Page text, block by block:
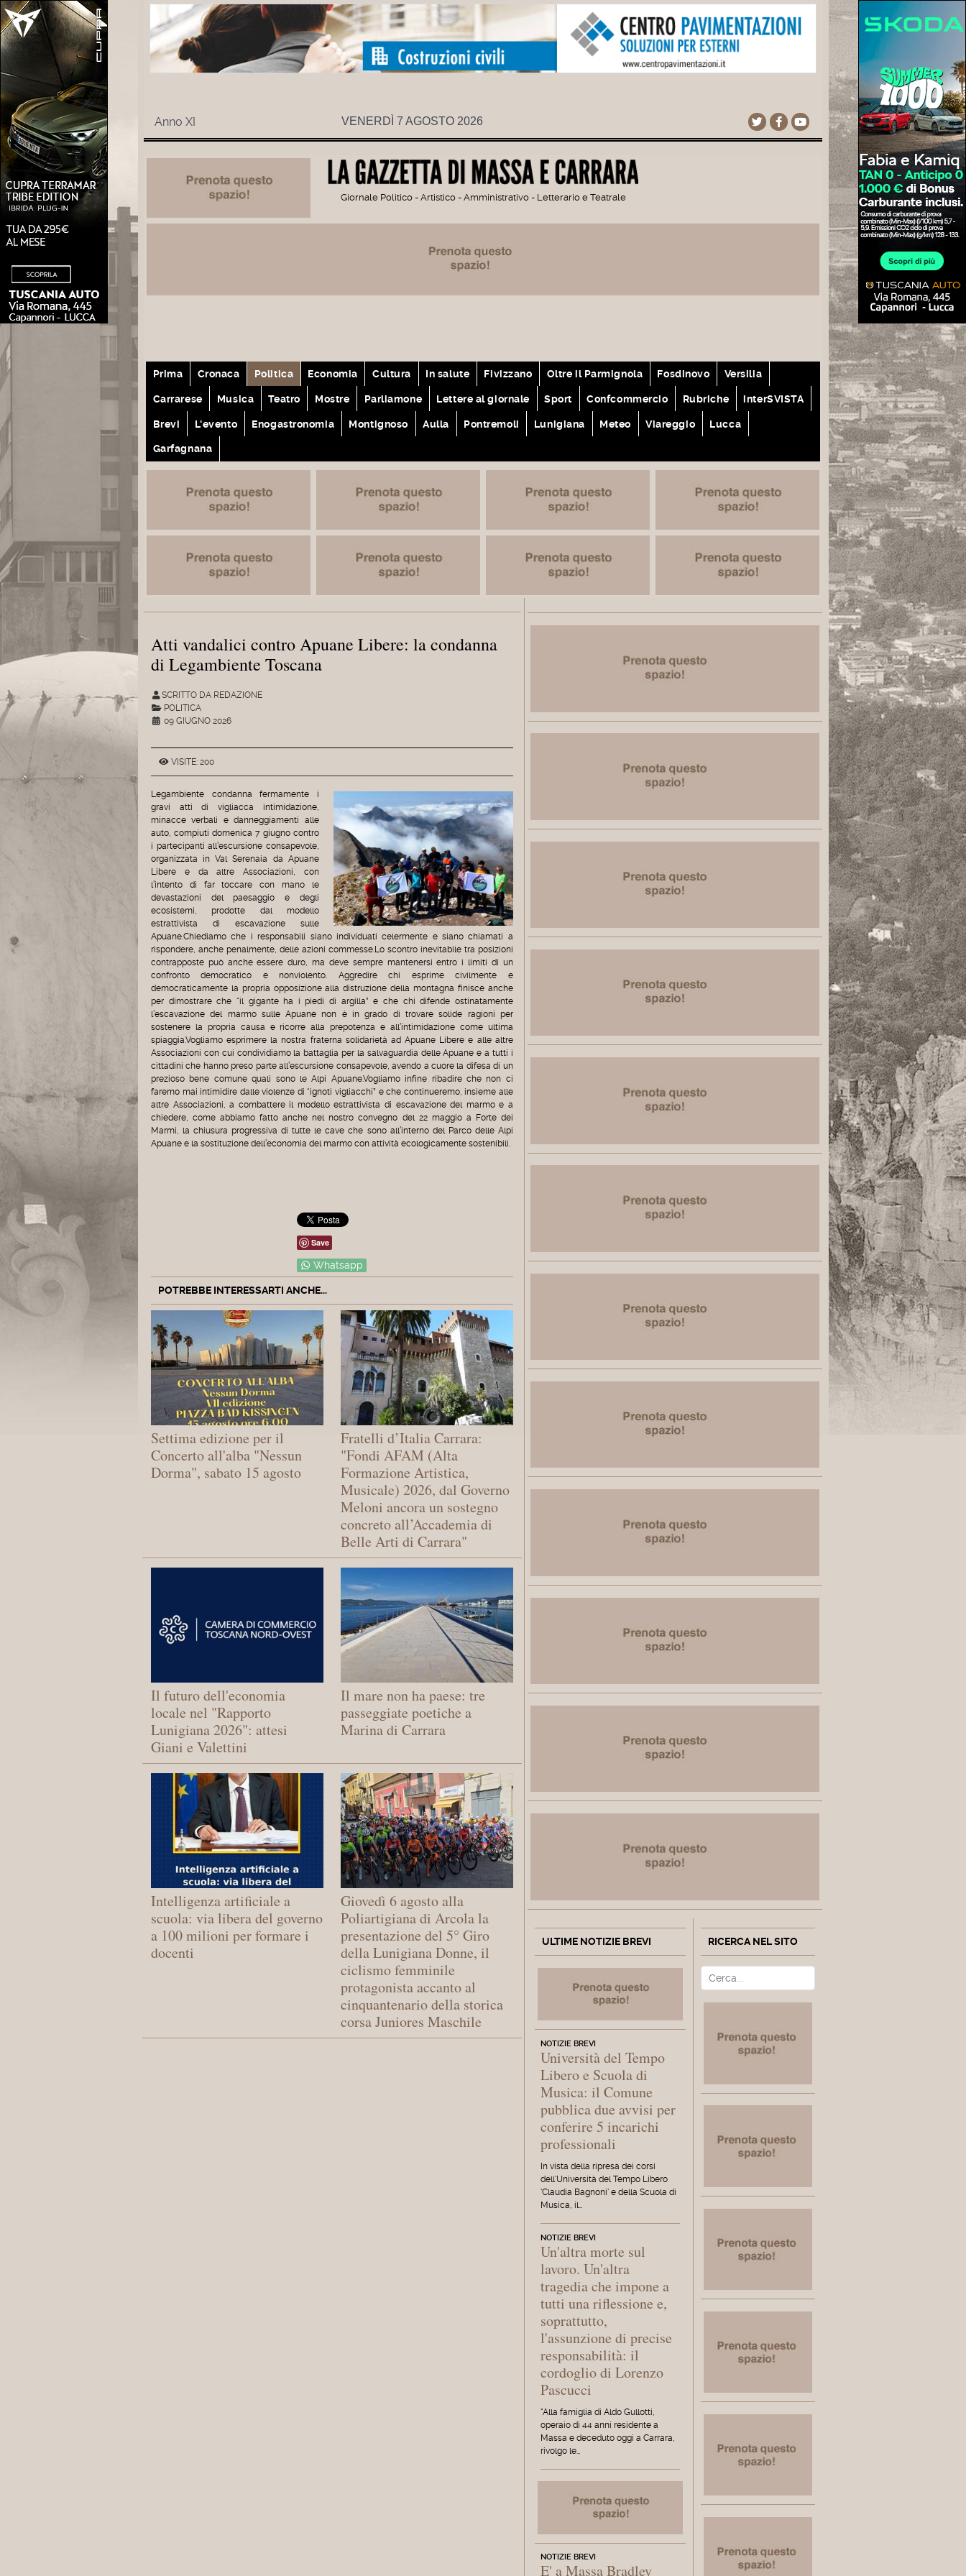
Anno XI VENERDÌ 7 AGOSTO 2026
Giornale Politico - Artistico - Amministrativo - Letterario e Teatrale
Prima Cronaca Politica Economia Cultura In salute Fivizzano Oltre il Parmignola Fosdinovo Versilia
Carrarese Musica Teatro Mostre Parliamone Lettere al giornale Sport Confcommercio Rubriche interSVISTA
Brevi L'evento Enogastronomia Montignoso Aulla Pontremoli Lunigiana Meteo Viareggio Lucca
Garfagnana
Atti vandalici contro Apuane Libere: la condanna
di Legambiente Toscana
SCRITTO DA REDAZIONE
POLITICA
09 GIUGNO 2026
VISITE: 200
Legambiente condanna fermamente i
gravi atti di vigliacca intimidazione,
minacce verbali e danneggiamenti alle
auto, compiuti domenica 7 giugno contro
i partecipanti all’escursione consapevole,
organizzata in Val Serenaia da Apuane
Libere e da altre Associazioni, con
l’intento di far toccare con mano le
devastazioni del paesaggio e degli
ecosistemi, prodotte dal modello
estrattivista di escavazione sulle
Apuane.Chiediamo che i responsabili siano individuati celermente e siano chiamati a
rispondere, anche penalmente, delle azioni commesse.Lo scontro inevitabile tra posizioni
contrapposte può anche essere duro, ma deve sempre mantenersi entro i limiti di un
confronto democratico e nonviolento. Aggredire chi esprime civilmente e
democraticamente la propria opposizione alla distruzione della montagna finisce anche
per dimostrare che “il gigante ha i piedi di argilla” e che chi difende ostinatamente
l’escavazione del marmo sulle Apuane non è in grado di trovare solide ragioni per
sostenere la propria causa e ricorre alla prepotenza e all’intimidazione come ultima
spiaggia.Vogliamo esprimere la nostra fraterna solidarietà ad Apuane Libere e alle altre
Associazioni con cui condividiamo la battaglia per la salvaguardia delle Apuane e a tutti i
cittadini che hanno preso parte all’escursione consapevole, avendo a cuore la difesa di un
prezioso bene comune quali sono le Alpi Apuane.Vogliamo infine ribadire che non ci
faremo mai intimidire dalle violenze di “ignoti vigliacchi” e che continueremo, insieme alle
altre Associazioni, a combattere il modello estrattivista di escavazione del marmo e a
chiedere, come abbiamo fatto anche nel nostro convegno del 22 maggio a Forte dei
Marmi, la chiusura progressiva di tutte le cave che sono all’interno del Parco delle Alpi
Apuane e la sostituzione dell’economia del marmo con attività ecologicamente sostenibili.
Save
Whatsapp
POTREBBE INTERESSARTI ANCHE...
Settima edizione per il
Concerto all'alba "Nessun
Dorma", sabato 15 agosto
Fratelli d’Italia Carrara:
"Fondi AFAM (Alta
Formazione Artistica,
Musicale) 2026, dal Governo
Meloni ancora un sostegno
concreto all’Accademia di
Belle Arti di Carrara"
Il futuro dell'economia
locale nel "Rapporto
Lunigiana 2026": attesi
Giani e Valettini
Il mare non ha paese: tre
passeggiate poetiche a
Marina di Carrara
Intelligenza artificiale a
scuola: via libera del governo
a 100 milioni per formare i
docenti
Giovedì 6 agosto alla
Poliartigiana di Arcola la
presentazione del 5° Giro
della Lunigiana Donne, il
ciclismo femminile
protagonista accanto al
cinquantenario della storica
corsa Juniores Maschile
ULTIME NOTIZIE BREVI
NOTIZIE BREVI
Università del Tempo
Libero e Scuola di
Musica: il Comune
pubblica due avvisi per
conferire 5 incarichi
professionali
In vista della ripresa dei corsi
dell'Università del Tempo Libero
'Claudia Bagnoni' e della Scuola di
Musica, il…
NOTIZIE BREVI
Un'altra morte sul
lavoro. Un'altra
tragedia che impone a
tutti una riflessione e,
soprattutto,
l'assunzione di precise
responsabilità: il
cordoglio di Lorenzo
Pascucci
"Alla famiglia di Aldo Gullotti,
operaio di 44 anni residente a
Massa e deceduto oggi a Carrara,
rivolgo le…
NOTIZIE BREVI
E' a Massa Bradley
RICERCA NEL SITO
Cerca Type 2 or more characters